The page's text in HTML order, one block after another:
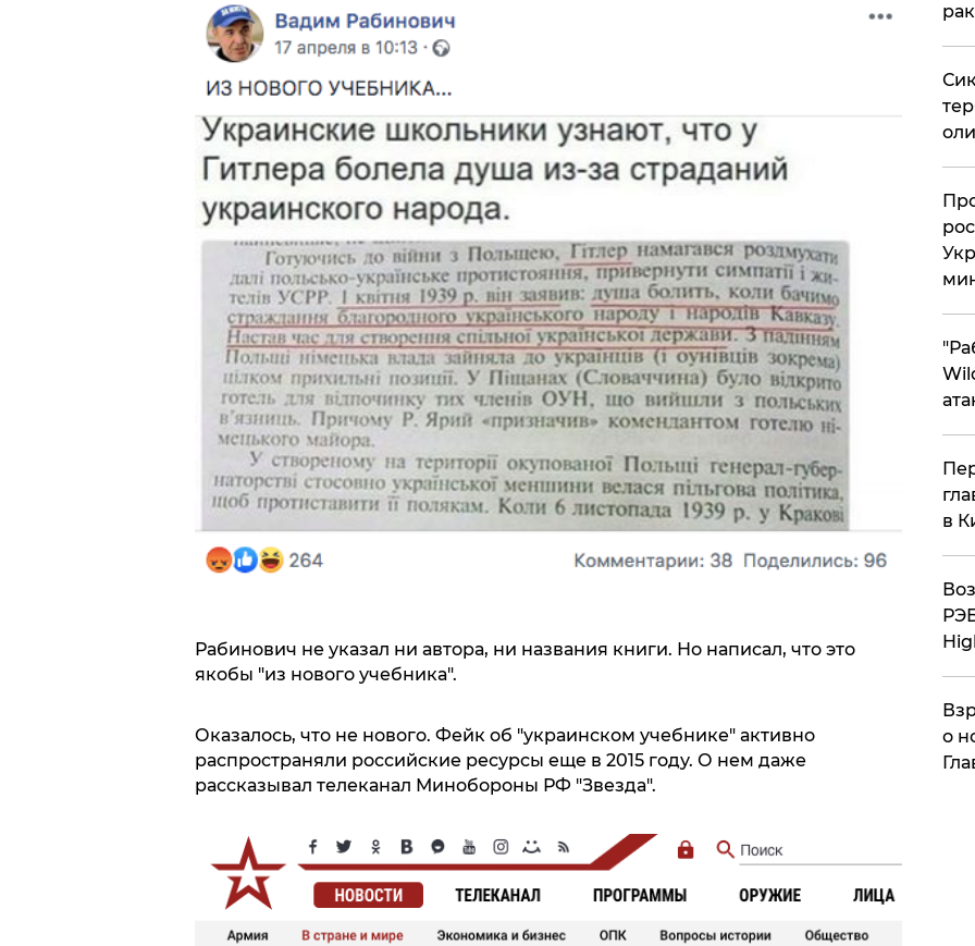
Рабинович не указал ни автора, ни названия книги. Но написал, что это
якобы "из нового учебника".
Оказалось, что не нового. Фейк об "украинском учебнике" активно
распространяли российские ресурсы еще в 2015 году. О нем даже
рассказывал телеканал Минобороны РФ "Звезда".
в
о